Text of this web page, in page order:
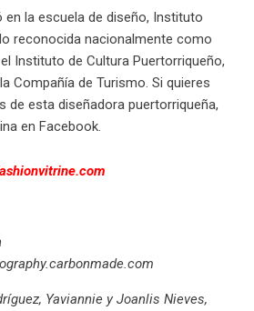
en la escuela de diseño, Instituto
reconocida nacionalmente como
Instituto de Cultura Puertorriqueño,
Compañía de Turismo. Si quieres
de esta diseñadora puertorriqueña,
en Facebook.
Yaviannie y Joanlis Nieves,